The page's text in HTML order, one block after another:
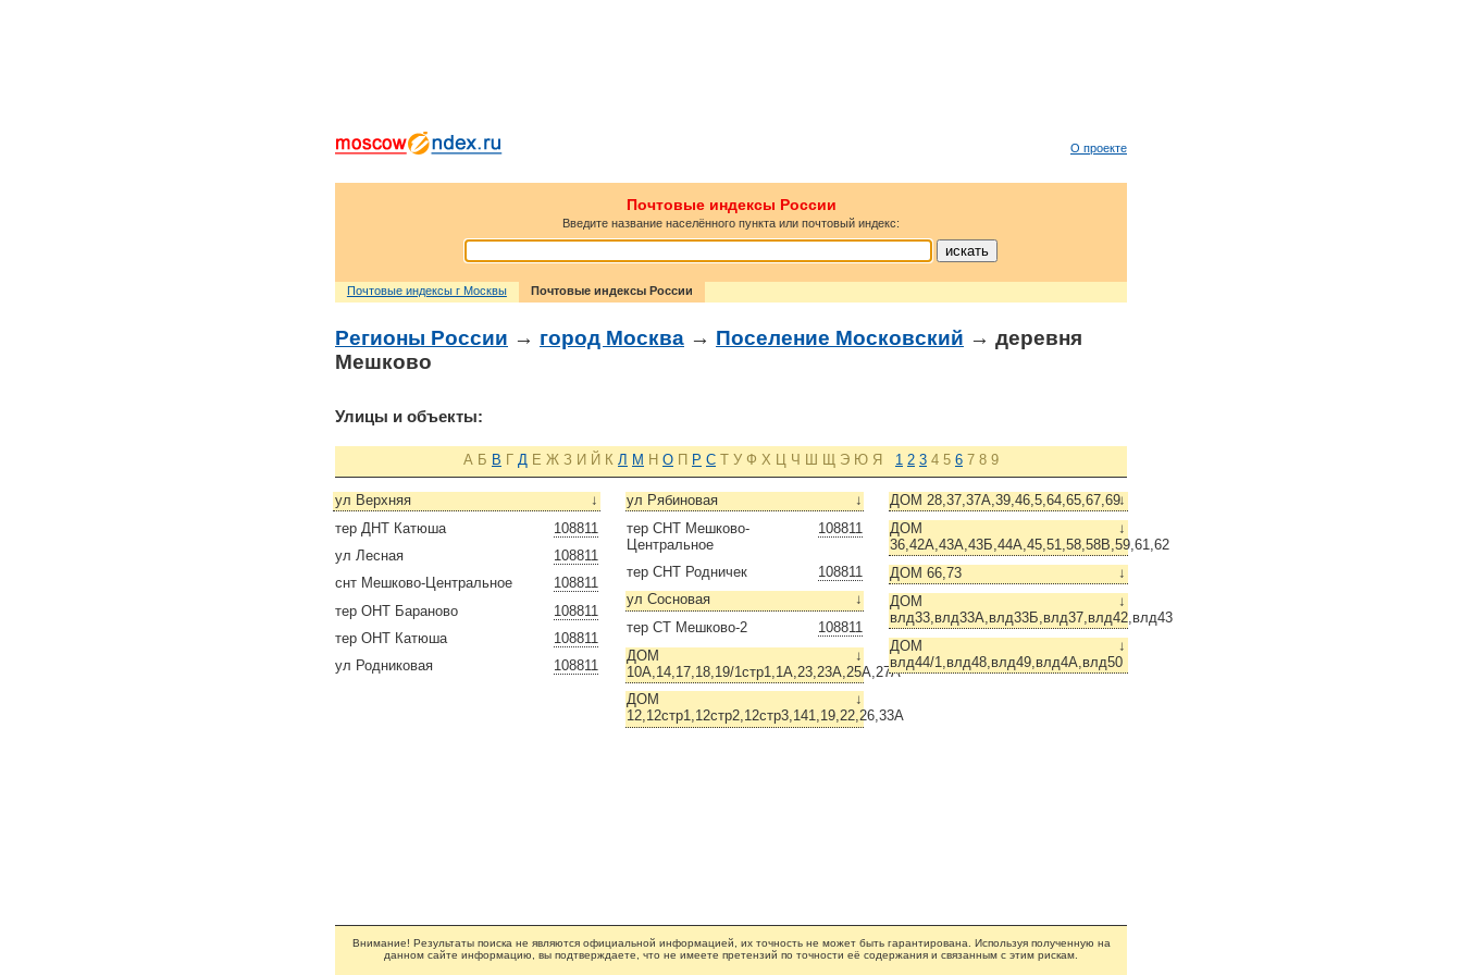
О проекте
Почтовые индексы России
Введите название населённого пункта или почтовый индекс:
Почтовые индексы г Москвы Почтовые индексы России
Регионы России → город Москва → Поселение Московский → деревня
Мешково
Улицы и объекты:
А Б В Г Д Е Ж З И Й К Л М Н О П Р С Т У Ф Х Ц Ч Ш Щ Э Ю Я 1 2 3 4 5 6 7 8 9
↓
ул Верхняя
108811
тер ДНТ Катюша
108811
ул Лесная
108811
снт Мешково-Центральное
108811
тер ОНТ Бараново
108811
тер ОНТ Катюша
108811
ул Родниковая
↓
ул Рябиновая
108811
тер СНТ Мешково-
Центральное
108811
тер СНТ Родничек
↓
ул Сосновая
108811
тер СТ Мешково-2
↓
ДОМ
10А,14,17,18,19/1стр1,1А,23,23А,25А,27А
↓
ДОМ
12,12стр1,12стр2,12стр3,141,19,22,26,33А
↓
ДОМ 28,37,37А,39,46,5,64,65,67,69
↓
ДОМ
36,42А,43А,43Б,44А,45,51,58,58В,59,61,62
↓
ДОМ 66,73
↓
ДОМ
влд33,влд33А,влд33Б,влд37,влд42,влд43
↓
ДОМ
влд44/1,влд48,влд49,влд4А,влд50
Внимание! Результаты поиска не являются официальной информацией, их точность не может быть гарантирована. Используя полученную на
данном сайте информацию, вы подтверждаете, что не имеете претензий по точности её содержания и связанным с этим рискам.